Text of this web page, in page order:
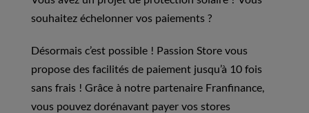
souhaitez échelonner vos paiements ?
Désormais c’est possible ! Passion Store vous
propose des facilités de paiement jusqu’à 10 fois
sans frais ! Grâce à notre partenaire Franfinance,
vous pouvez dorénavant payer vos stores